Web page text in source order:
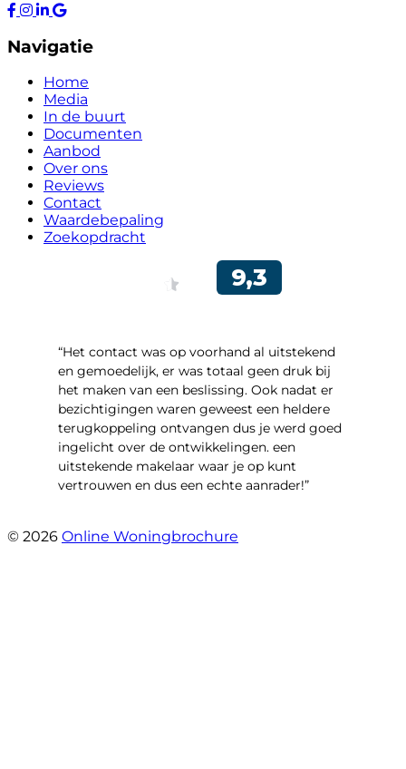
Navigatie
Home
Media
In de buurt
Documenten
Aanbod
Over ons
Reviews
Contact
Waardebepaling
Zoekopdracht
“Het contact was op voorhand al uitstekend
en gemoedelijk, er was totaal geen druk bij
het maken van een beslissing. Ook nadat er
bezichtigingen waren geweest een heldere
terugkoppeling ontvangen dus je werd goed
ingelicht over de ontwikkelingen. een
uitstekende makelaar waar je op kunt
vertrouwen en dus een echte aanrader!”
© 2026 Online Woningbrochure